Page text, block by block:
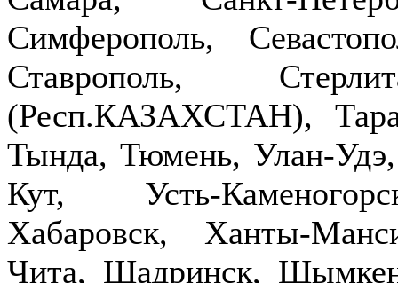
Симферополь,
Ставрополь,
(Респ.КАЗАХСТАН),
Тында, Тюмень, Улан-
Кут, Усть-
Хабаровск, Ханты-
Чита, Шадринск,